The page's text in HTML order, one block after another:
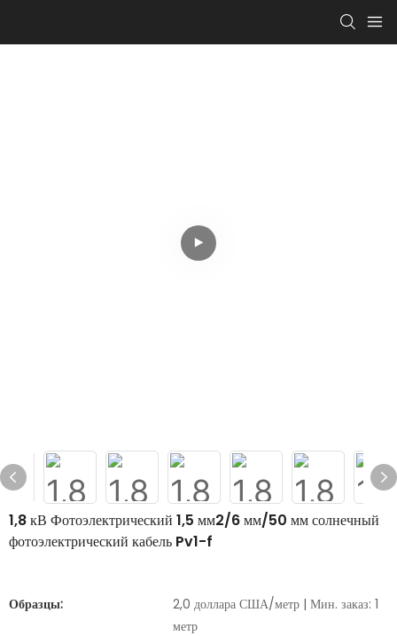
1,8 кВ Фотоэлектрический 1,5 мм2/6 мм/50 мм солнечный
фотоэлектрический кабель Pv1-f
Образцы:
2,0 доллара США/метр | Мин. заказ: 1
метр